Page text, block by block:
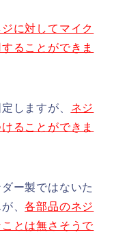
に対してマイク
ることができま
しますが、 ネジ
ることができま
ー製ではないた
、各部品のネジ
とは無さそうで